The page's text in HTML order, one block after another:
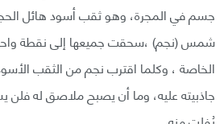
جسم في المجرة، وهو ثقب أسود هائل
شمس (نجم) ،سحقت جميعها إلى نقطة
الخاصة ، وكلما اقترب نجم من الثقب
جاذبيته عليه، وما أن يصبح ملاصق له